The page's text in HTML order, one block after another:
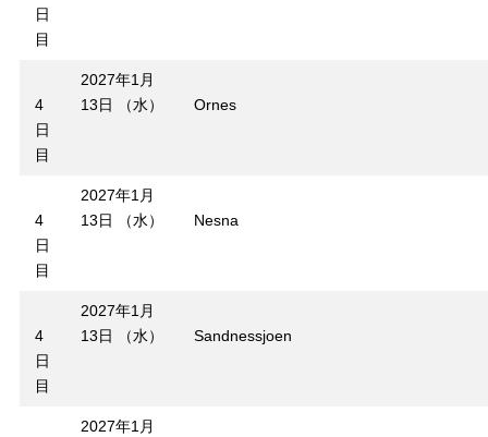
日
目
4
日
目
2027年1月
13日 （水）
Ornes
4
日
目
2027年1月
13日 （水）
Nesna
4
日
目
2027年1月
13日 （水）
Sandnessjoen
2027年1月